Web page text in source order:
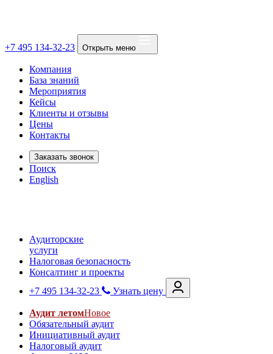
+7 495 134-32-23 Открыть меню
Компания
База знаний
Мероприятия
Кейсы
Клиенты и отзывы
Цены
Контакты
Заказать звонок
Поиск
English
Аудиторские
услуги
Налоговая безопасность
Консалтинг и проекты
+7 495 134-32-23
Узнать цену
Аудит летомНовое
Обязательный аудит
Инициативный аудит
Налоговый аудит